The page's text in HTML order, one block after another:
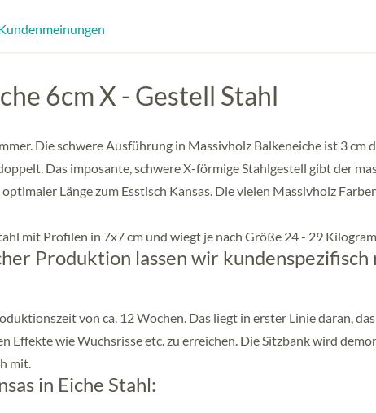
6cm X - Gestell Stahl
Die schwere Ausführung in Massivholz Balkeneiche ist 3 cm
Das imposante, schwere X-förmige Stahlgestell gibt der
Länge zum Esstisch Kansas. Die vielen Massivholz
mit Profilen in 7x7 cm und wiegt je nach Größe 24 - 29
Produktion lassen wir kundenspezifisch
von ca. 12 Wochen. Das liegt in erster Linie daran,
Effekte wie Wuchsrisse etc. zu erreichen. Die Sitzbank wird
mit.
in Eiche Stahl: